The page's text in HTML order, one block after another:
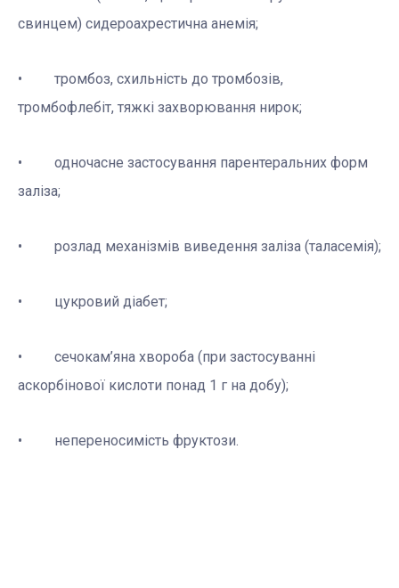
свинцем) сидероахрестична анемія;
• тромбоз, схильність до тромбозів,
тромбофлебіт, тяжкі захворювання нирок;
• одночасне застосування парентеральних форм
заліза;
• розлад механізмів виведення заліза (таласемія);
• цукровий діабет;
• сечокам’яна хвороба (при застосуванні
аскорбінової кислоти понад 1 г на добу);
• непереносимість фруктози.